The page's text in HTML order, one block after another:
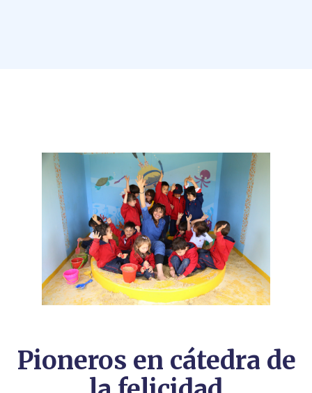
Pioneros en cátedra de